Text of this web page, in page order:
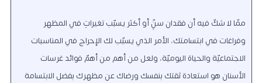
ممّا لا شكّ فيه أن فقدان سنٍّ أو أكثر يسبّب تغيراتٍ في المظهر
وفراغات في ابتسامتك، الأمر الذي يسبّب لك الإحراج في المناسبات
الاجتماعيّة والحياة اليوميّة، ولعل من أهم من أهمّ فوائد غرسات
الأسنان هو استعادة ثقتك بنفسك ورضاك عن مظهرك بفضل الابتسامة